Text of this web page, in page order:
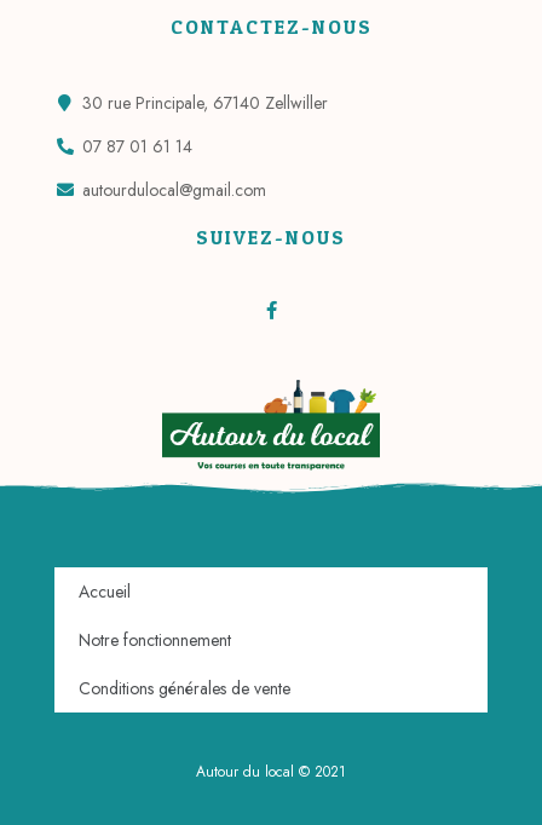
CONTACTEZ-NOUS
30 rue Principale, 67140 Zellwiller
07 87 01 61 14
autourdulocal@gmail.com
SUIVEZ-NOUS
Accueil
Notre fonctionnement
Conditions générales de vente
Autour du local © 2021